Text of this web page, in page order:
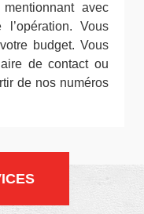
avec
Vous
budget. Vous
de contact ou
de nos numéros